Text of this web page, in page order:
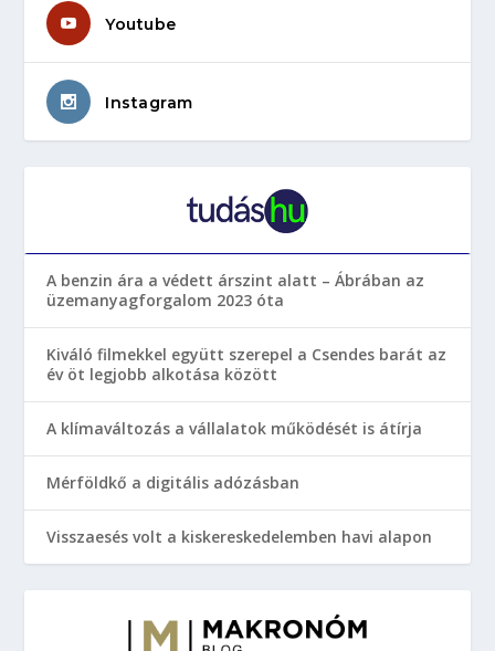
Youtube
Instagram
A benzin ára a védett árszint alatt – Ábrában az
üzemanyagforgalom 2023 óta
Kiváló filmekkel együtt szerepel a Csendes barát az
év öt legjobb alkotása között
A klímaváltozás a vállalatok működését is átírja
Mérföldkő a digitális adózásban
Visszaesés volt a kiskereskedelemben havi alapon